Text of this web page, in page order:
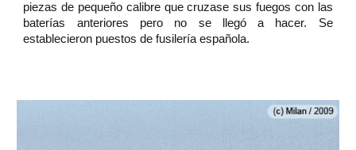
piezas de pequeño calibre que cruzase sus fuegos con las
baterías anteriores pero no se llegó a hacer. Se
establecieron puestos de fusilería española.